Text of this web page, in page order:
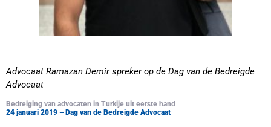
Advocaat Ramazan Demir spreker op de Dag van de Bedreigde
Advocaat
Bedreiging van advocaten in Turkije uit eerste hand
24 januari 2019 – Dag van de Bedreigde Advocaat